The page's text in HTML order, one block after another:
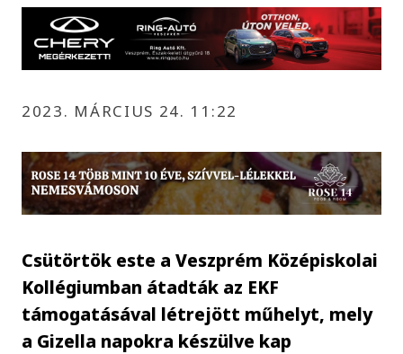
2023. MÁRCIUS 24. 11:22
Csütörtök este a Veszprém Középiskolai
Kollégiumban átadták az EKF
támogatásával létrejött műhelyt, mely
a Gizella napokra készülve kap